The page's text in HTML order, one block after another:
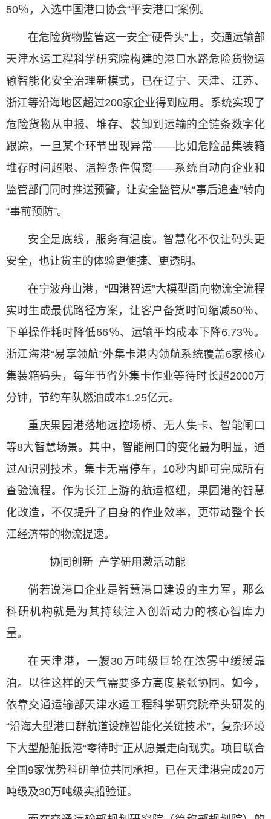
50％，入选中国港口协会“平安港口”案例。
在危险货物监管这一安全“硬骨头”上，交通运输部
天津水运工程科学研究院构建的港口水路危险货物运
输智能化安全治理新模式，已在辽宁、天津、江苏、
浙江等沿海地区超过200家企业得到应用。系统实现了
危险货物从申报、堆存、装卸到运输的全链条数字化
跟踪，一旦某个环节出现异常——比如危险品集装箱
堆存时间超限、温控条件偏离——系统自动向企业和
监管部门同时推送预警，让安全监管从“事后追查”转向
“事前预防”。
安全是底线，服务有温度。智慧化不仅让码头更
安全，也让货主的体验更便捷、更透明。
在宁波舟山港，“四港智运”大模型面向物流全流程
实时生成最优路径方案，让客户备货时间缩减50％、
下单操作耗时降低66％、运输平均成本下降6.73％。
浙江海港“易享领航”外集卡港内领航系统覆盖6家核心
集装箱码头，每年节省外集卡作业等待时长超2000万
分钟，节约车队燃油成本1.25亿元。
重庆果园港落地远控场桥、无人集卡、智能闸口
等8大智慧场景。其中，智能闸口的变化最为明显，通
过AI识别技术，集卡无需停车，10秒内即可完成所有
查验流程。作为长江上游的航运枢纽，果园港的智慧
化改造，不仅提升了自身的作业效率，更带动整个长
江经济带的物流提速。
协同创新 产学研用激活动能
倘若说港口企业是智慧港口建设的主力军，那么
科研机构就是为其持续注入创新动力的核心智库力
量。
在天津港，一艘30万吨级巨轮在浓雾中缓缓靠
泊。以往这样的天气需要多方高度紧张协同。如今，
依靠交通运输部天津水运工程科学研究院牵头研发的
“沿海大型港口群航道设施智能化关键技术”，复杂环境
下大型船舶抵港“零待时”正从愿景走向现实。项目联合
全国9家优势科研单位共同承担，已在天津港完成20万
吨级及30万吨级实船验证。